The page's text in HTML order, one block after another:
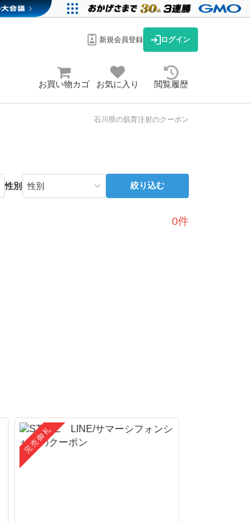
新規会員登録 ログイン
お買い物カゴ お気に入り 閲覧履歴
石川県の肌育注射のクーポン
性別 絞り込む
0件
完売御礼